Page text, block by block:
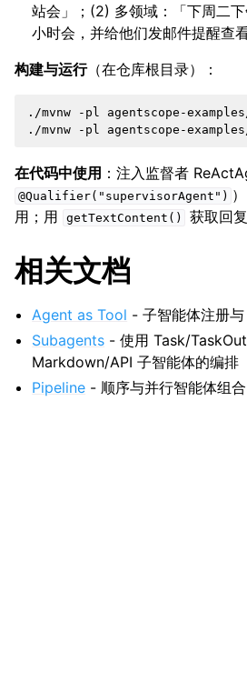
站会」；(2) 多领域：「下周二
小时会，并给他们发邮件提醒查
构建与运行（在仓库根目录）：
./mvnw -pl
agentscope-
./mvnw
-pl agentscope-
在代码中使用 ：注入监督者
@Qualifier("supervisorAgent")
用；用
getTextContent() 获取回复
相关文档
Agent as Tool - 子智能体注册
Subagents - 使用 Task/
Markdown/API 子智能体的编排
Pipeline - 顺序与并行智能体组合